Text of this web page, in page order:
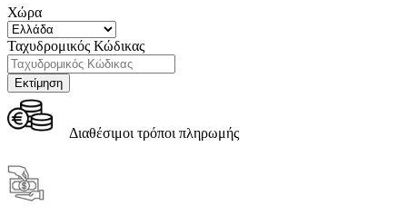
Χώρα
Ταχυδρομικός Κώδικας
Διαθέσιμοι τρόποι πληρωμής